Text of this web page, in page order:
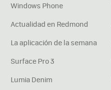
Windows Phone
Actualidad en Redmond
La aplicación de la semana
Surface Pro 3
Lumia Denim